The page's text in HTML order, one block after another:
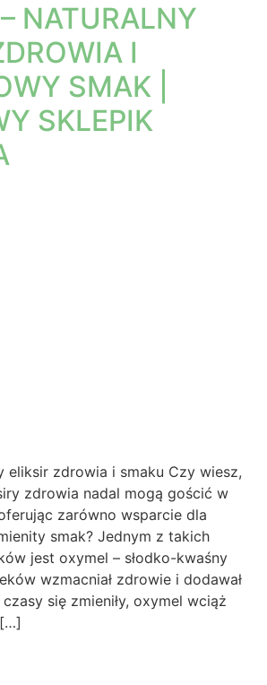
NATURALNY
I
SMAK |
SKLEPIK
eliksir zdrowia i smaku Czy wiesz,
zdrowia nadal mogą gościć w
zarówno wsparcie dla
smak? Jednym z takich
jest oxymel – słodko-kwaśny
wzmacniał zdrowie i dodawał
się zmieniły, oxymel wciąż